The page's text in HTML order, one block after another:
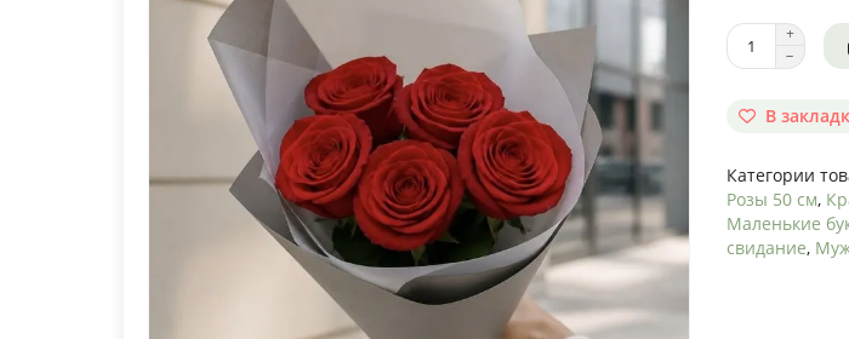
В
Категории
Розы 50 см,
Маленькие
свидание,